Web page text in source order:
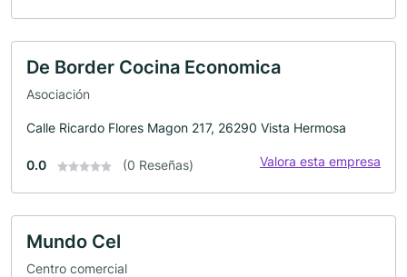
De Border Cocina Economica
Asociación
Calle Ricardo Flores Magon 217, 26290 Vista Hermosa
0.0 (0 Reseñas) Valora esta empresa
Mundo Cel
Centro comercial